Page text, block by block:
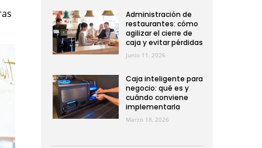
Administración de
restaurantes: cómo
agilizar el cierre de
caja y evitar pérdidas
Junio 11, 2026
Caja inteligente para
negocio: qué es y
cuándo conviene
implementarla
Marzo 18, 2026